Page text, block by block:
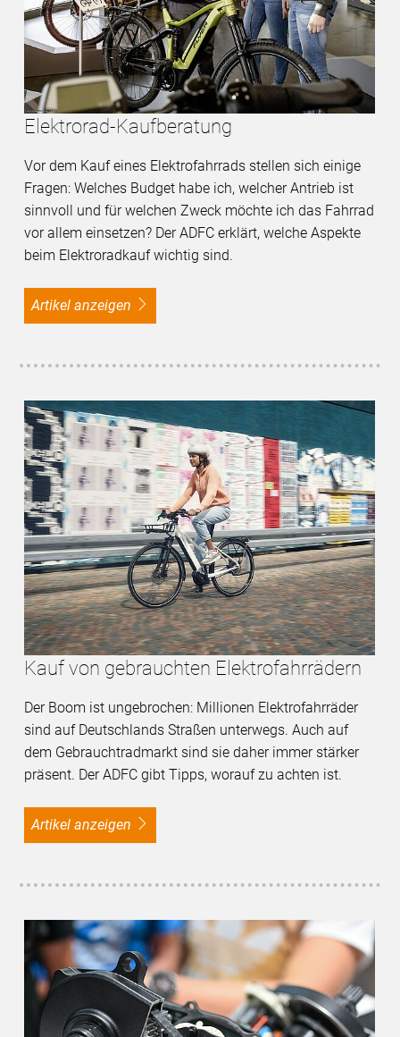
Elektrorad-Kaufberatung
Vor dem Kauf eines Elektrofahrrads stellen sich einige
Fragen: Welches Budget habe ich, welcher Antrieb ist
sinnvoll und für welchen Zweck möchte ich das Fahrrad
vor allem einsetzen? Der ADFC erklärt, welche Aspekte
beim Elektroradkauf wichtig sind.
Artikel anzeigen
Kauf von gebrauchten Elektrofahrrädern
Der Boom ist ungebrochen: Millionen Elektrofahrräder
sind auf Deutschlands Straßen unterwegs. Auch auf
dem Gebrauchtradmarkt sind sie daher immer stärker
präsent. Der ADFC gibt Tipps, worauf zu achten ist.
Artikel anzeigen